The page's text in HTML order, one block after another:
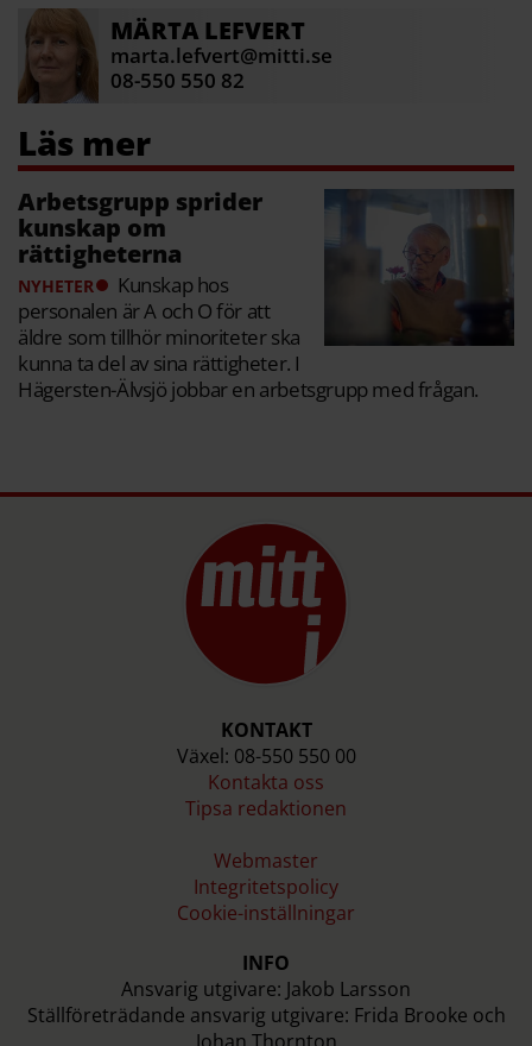
MÄRTA LEFVERT
marta.lefvert@mitti.se
08-550 550 82
Arbetsgrupp sprider
kunskap om
rättigheterna
NYHETER
Kunskap hos
personalen är A och O för att
äldre som tillhör minoriteter ska
kunna ta del av sina rättigheter. I
Hägersten-Älvsjö jobbar en arbetsgrupp med frågan.
KONTAKT
Växel: 08-550 550 00
Kontakta oss
Tipsa redaktionen
Webmaster
Integritetspolicy
Cookie-inställningar
INFO
Ansvarig utgivare: Jakob Larsson
Ställföreträdande ansvarig utgivare: Frida Brooke och